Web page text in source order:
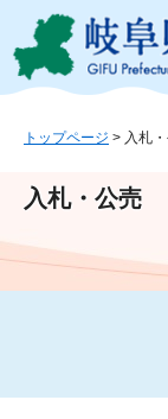
ジ
ュ
文
トップページ > 入札
入札・公売